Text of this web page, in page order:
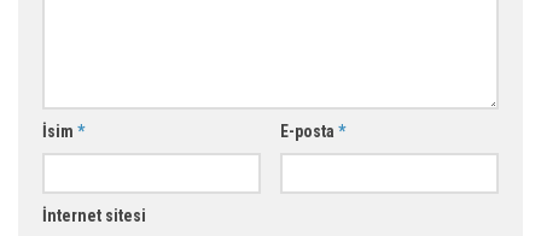
İsim * E-posta *
İnternet sitesi